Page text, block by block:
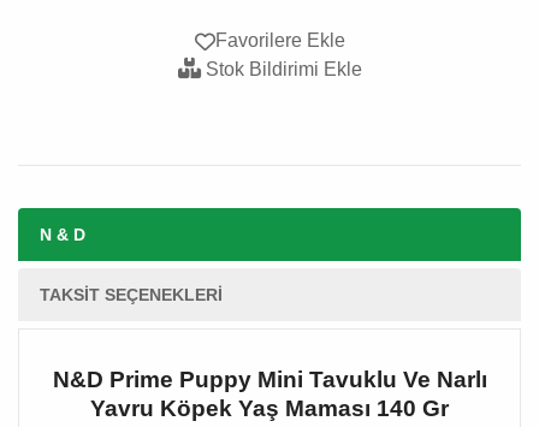
Favorilere Ekle
Stok Bildirimi Ekle
N & D
TAKSIT SEÇENEKLERI
N&D Prime Puppy Mini Tavuklu Ve Narlı
Yavru Köpek Yaş Maması 140 Gr